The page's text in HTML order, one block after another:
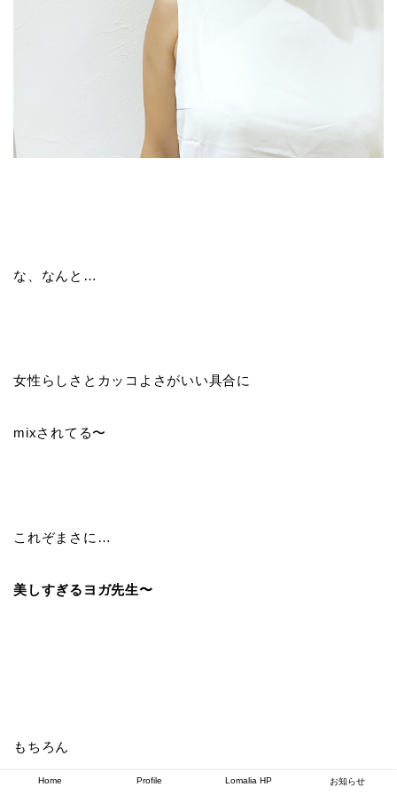
な、なんと…
女性らしさとカッコよさがいい具合に
mixされてる〜
これぞまさに…
美しすぎるヨガ先生〜
もちろん
Home Profile Lomalia HP お知らせ